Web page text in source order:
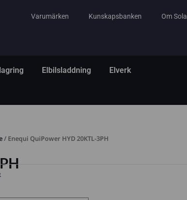
Varumärken Kunskapsbanken Om
Öppna Energilagring
Elbilsladdning Öppna Elbilsladdning
Elverk
/ Enequi QuiPower HYD 20KTL-3PH